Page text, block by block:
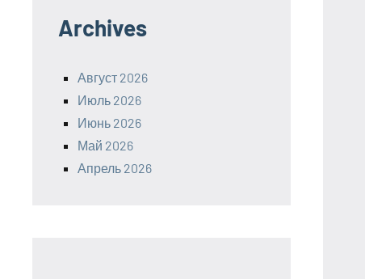
Archives
Август 2026
Июль 2026
Июнь 2026
Май 2026
Апрель 2026